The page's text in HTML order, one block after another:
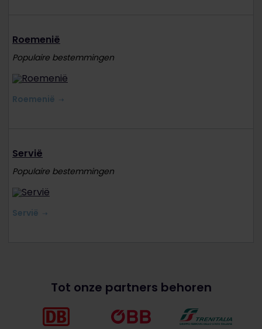
Roemenië
Populaire bestemmingen
Roemenië
Servië
Populaire bestemmingen
Servië
Tot onze partners behoren